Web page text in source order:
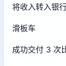
将收入转入银行
滑板车
成功交付 3 次